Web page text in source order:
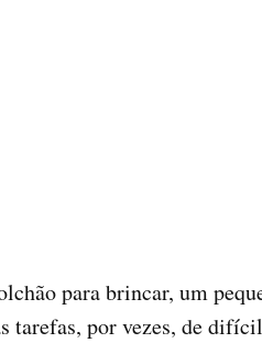
para brincar, um
por vezes, de